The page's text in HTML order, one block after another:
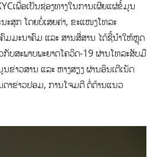
ເພື່ອເປັນຊ່ອງທາງໃນການເຜີຍແຜ່ຂໍ້ມູນ
ະສຸກ ໂດຍບໍ່ເສຍຄ່າ, ຂະແໜງໂທລະ
ມມະນາຄົມ ແລະ ສານສື່ສານ ໄດ້ຊີ້ນຳໃຫ້ຫຼຸດ
ບສະພາບພະຍາດໂຄວິດ-19 ຜ່ານໂທລະສັບມື
າວສານ ແລະ ຫາງສຽງ ຜ່ານອິນເຕີເນັດ
ດາຂ່າວປອມ, ການໂຈມຕີ ຕໍ່ຕ້ານແນວ